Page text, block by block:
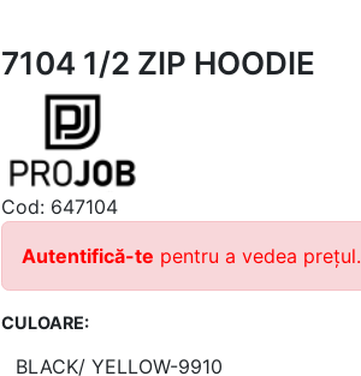
7104 1/2 ZIP HOODIE
Cod: 647104
Autentifică-te pentru a vedea prețul.
CULOARE: